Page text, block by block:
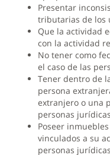
Presentar
tributarias de los
Que la actividad
con la actividad
No tener como
el caso de las
Tener dentro de
persona
extranjero o una
personas
Poseer
vinculados a su
personas